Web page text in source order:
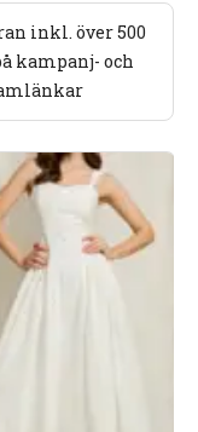
inkl. över 500
kampanj- och